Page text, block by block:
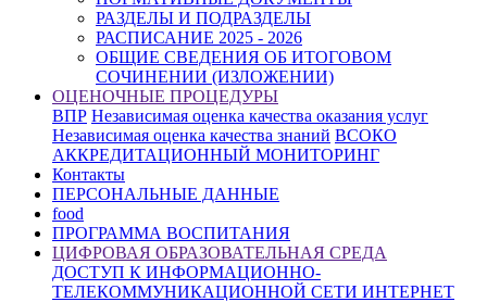
РАЗДЕЛЫ И ПОДРАЗДЕЛЫ
РАСПИСАНИЕ 2025 - 2026
ОБЩИЕ СВЕДЕНИЯ ОБ ИТОГОВОМ
СОЧИНЕНИИ (ИЗЛОЖЕНИИ)
ОЦЕНОЧНЫЕ ПРОЦЕДУРЫ
ВПР Независимая оценка качества оказания услуг
Независимая оценка качества знаний ВСОКО
АККРЕДИТАЦИОННЫЙ МОНИТОРИНГ
Контакты
ПЕРСОНАЛЬНЫЕ ДАННЫЕ
food
ПРОГРАММА ВОСПИТАНИЯ
ЦИФРОВАЯ ОБРАЗОВАТЕЛЬНАЯ СРЕДА
ДОСТУП К ИНФОРМАЦИОННО-
ТЕЛЕКОММУНИКАЦИОННОЙ СЕТИ ИНТЕРНЕТ